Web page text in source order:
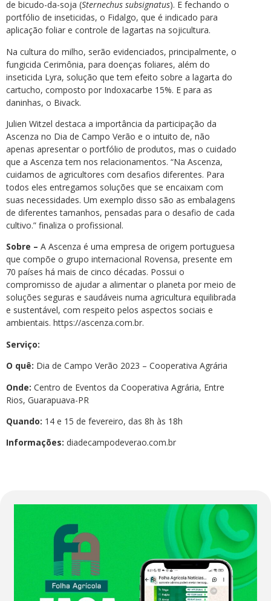
de bicudo-da-soja (Sternechus subsignatus). E fechando o
portfólio de inseticidas, o Fidalgo, que é indicado para
aplicação foliar e controle de lagartas na sojicultura.
Na cultura do milho, serão evidenciados, principalmente, o
fungicida Cerimônia, para doenças foliares, além do
inseticida Lyra, solução que tem efeito sobre a lagarta do
cartucho, composto por Indoxacarbe 15%. E para as
daninhas, o Bivack.
Julien Witzel destaca a importância da participação da
Ascenza no Dia de Campo Verão e o intuito de, não
apenas apresentar o portfólio de produtos, mas o cuidado
que a Ascenza tem nos relacionamentos. “Na Ascenza,
cuidamos de agricultores com desafios diferentes. Para
todos eles entregamos soluções que se encaixam com
suas necessidades. Um exemplo disso são as embalagens
de diferentes tamanhos, pensadas para o desafio de cada
cultivo.” finaliza o profissional.
Sobre – A Ascenza é uma empresa de origem portuguesa
que compõe o grupo internacional Rovensa, presente em
70 países há mais de cinco décadas. Possui o
compromisso de ajudar a alimentar o planeta por meio de
soluções seguras e saudáveis numa agricultura equilibrada
e sustentável, com respeito pelos aspectos sociais e
ambientais. https://ascenza.com.br.
Serviço:
O quê: Dia de Campo Verão 2023 – Cooperativa Agrária
Onde: Centro de Eventos da Cooperativa Agrária, Entre
Rios, Guarapuava-PR
Quando: 14 e 15 de fevereiro, das 8h às 18h
Informações: diadecampodeverao.com.br